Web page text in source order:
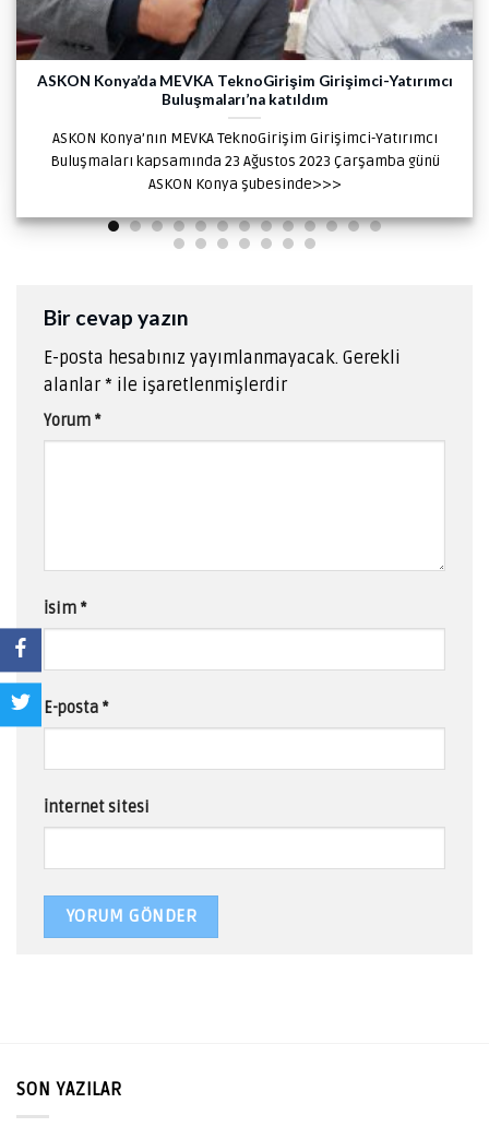
ASKON Konya’da MEVKA TeknoGirişim Girişimci-Yatırımcı
Buluşmaları’na katıldım
ASKON Konya’nın MEVKA TeknoGirişim Girişimci-Yatırımcı
Buluşmaları kapsamında 23 Ağustos 2023 Çarşamba günü
ASKON Konya şubesinde>>>
Bir cevap yazın
E-posta hesabınız yayımlanmayacak. Gerekli
alanlar * ile işaretlenmişlerdir
Yorum *
İsim *
E-posta *
İnternet sitesi
SON YAZILAR